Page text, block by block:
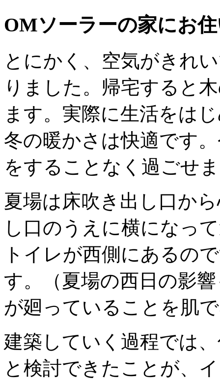
OMソーラーの家にお
とにかく、空気がきれ
りました。帰宅すると
ます。実際に生活をは
冬の暖かさは快適です
をすることなく過ごせ
夏場は床吹き出し口か
し口のうえに横になっ
トイレが西側にあるの
す。（夏場の西日の影
が廻っていることを肌
建築していく過程では
と検討できたことが、